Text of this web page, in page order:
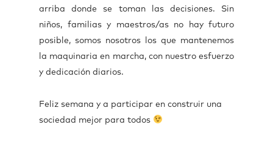
arriba donde se toman las decisiones. Sin
niños, familias y maestros/as no hay futuro
posible, somos nosotros los que mantenemos
la maquinaria en marcha, con nuestro esfuerzo
y dedicación diarios.
Feliz semana y a participar en construir una
sociedad mejor para todos